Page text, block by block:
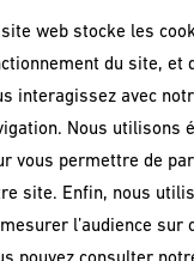
in-
site web stocke les
du site, et
interagissez avec
Nous utilisons
vous permettre de
site. Enfin, nous
l’audience sur